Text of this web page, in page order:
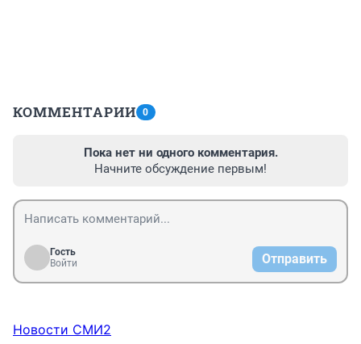
КОММЕНТАРИИ 0
Пока нет ни одного комментария.
Начните обсуждение первым!
Гость
Войти
Отправить
Новости СМИ2